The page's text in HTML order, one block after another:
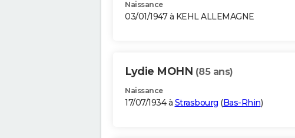
Naissance
03/01/1947 à KEHL ALLEMAGNE
Lydie MOHN (85 ans)
Naissance
17/07/1934 à Strasbourg (Bas-Rhin)